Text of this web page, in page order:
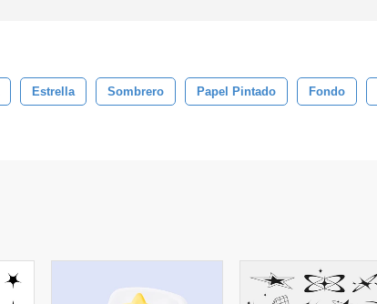
Estrella Sombrero Papel Pintado Fondo